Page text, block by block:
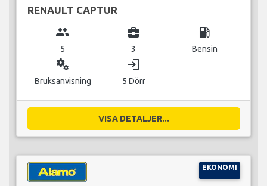
RENAULT CAPTUR
group
5
business_center
3
local_gas_station
Bensin
miscellaneous_services
Bruksanvisning
login
5 Dörr
VISA DETALJER...
EKONOMI